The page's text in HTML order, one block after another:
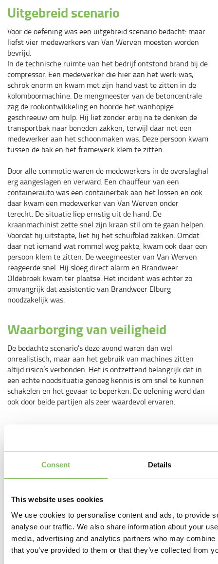
Consent Details
This website uses cookies
We use cookies to personalise content and ads, to provide
analyse our traffic. We also share information about your
media, advertising and analytics partners who may
that you’ve provided to them or that they’ve collected from
Uitgebreid scenario
Voor de oefening was een uitgebreid scenario bedacht: maar
liefst vier medewerkers van Van Werven moesten worden
bevrijd.
In de technische ruimte van het bedrijf ontstond brand bij de
compressor. Een medewerker die hier aan het werk was,
schrok enorm en kwam met zijn hand vast te zitten in de
kolomboormachine. De mengmeester van de betoncentrale
zag de rookontwikkeling en hoorde het wanhopige
geschreeuw om hulp. Hij liet zonder erbij na te denken de
transportbak naar beneden zakken, terwijl daar net een
medewerker aan het schoonmaken was. Deze persoon kwam
tussen de bak en het framewerk klem te zitten.
Door alle commotie waren de medewerkers in de overslaghal
erg aangeslagen en verward. Een chauffeur van een
containerauto was een containerbak aan het lossen en ook
daar kwam een medewerker van Van Werven onder
terecht. De situatie liep ernstig uit de hand. De
kraanmachinist zette snel zijn kraan stil om te gaan helpen.
Voordat hij uitstapte, liet hij het schuifblad zakken. Omdat
daar net iemand wat rommel weg pakte, kwam ook daar een
persoon klem te zitten. De weegmeester van Van Werven
reageerde snel. Hij sloeg direct alarm en Brandweer
Oldebroek kwam ter plaatse. Het incident was echter zo
omvangrijk dat assistentie van Brandweer Elburg
noodzakelijk was.
Waarborging van veiligheid
De bedachte scenario’s deze avond waren dan wel
onrealistisch, maar aan het gebruik van machines zitten
altijd risico’s verbonden. Het is ontzettend belangrijk dat in
een echte noodsituatie genoeg kennis is om snel te kunnen
schakelen en het gevaar te beperken. De oefening werd dan
ook door beide partijen als zeer waardevol ervaren.
Verder lezen